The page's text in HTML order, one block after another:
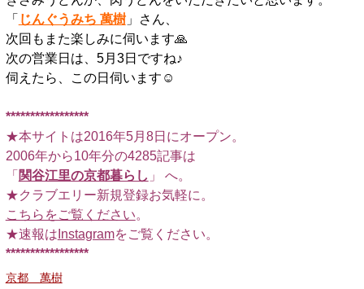
「 じんぐうみち 萬樹」さん、
次回もまた楽しみに伺います🙏
次の営業日は、5月3日ですね♪
伺えたら、この日伺います☺️
*****************
★本サイトは2016年5月8日にオープン。
2006年から10年分の4285記事は
「 関谷江里の京都暮らし 」 へ。
★クラブエリー新規登録お気軽に。
こちらをご覧ください。
★速報は Instagramをご覧ください。
*****************
京都 萬樹